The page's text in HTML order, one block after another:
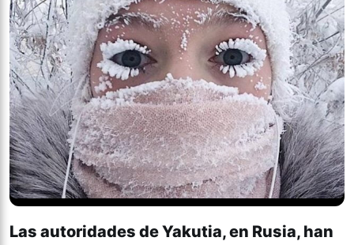
Las autoridades de Yakutia, en Rusia, han